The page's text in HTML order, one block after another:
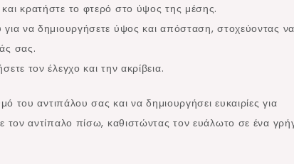
κρατήστε το φτερό στο ύψος της μέσης.
να δημιουργήσετε ύψος και απόσταση, στοχεύοντας να
σας.
τον έλεγχο και την ακρίβεια.
του αντιπάλου σας και να δημιουργήσει ευκαιρίες για
τον αντίπαλο πίσω, καθιστώντας τον ευάλωτο σε ένα